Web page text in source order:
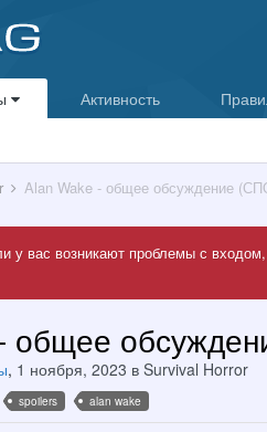
Активность
Alan Wake - общее обсуждение
у вас возникают проблемы с
общее
, 1 ноября, 2023 в Survival Horror
spoilers alan wake